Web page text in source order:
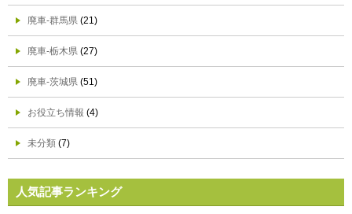
廃車-群馬県 (21)
廃車-栃木県 (27)
廃車-茨城県 (51)
お役立ち情報 (4)
未分類 (7)
人気記事ランキング